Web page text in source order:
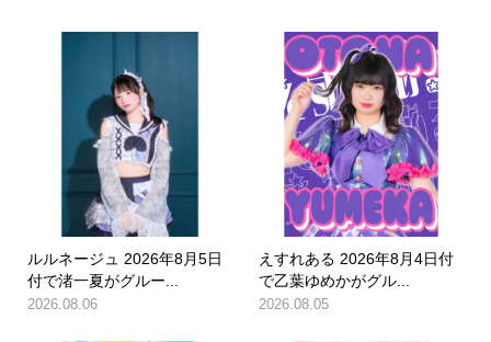
ルルネージュ 2026年8月5日
付で渚一夏がグルー...
2026.08.06
えすれある 2026年8月4日付
で乙葉ゆめかがグル...
2026.08.05